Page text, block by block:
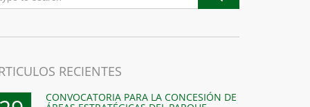
RECIENTES
CONVOCATORIA PARA LA CONCESIÓN DE